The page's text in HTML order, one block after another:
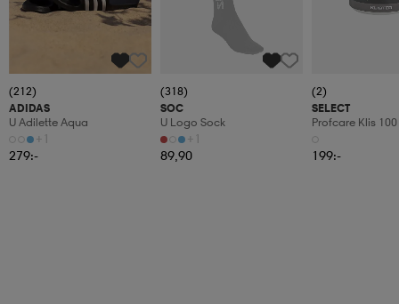
(212)
ADIDAS
U Adilette Aqua
+1
279:-
(318)
SOC
U Logo Sock
+1
89,90
(2)
SELECT
Profcare Klis 100
199:-